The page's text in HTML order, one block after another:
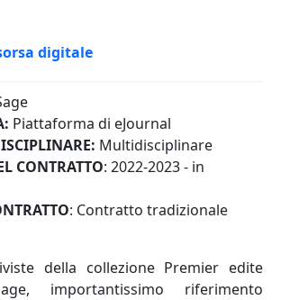
digitale
Piattaforma di eJournal
Multidisciplinare
CONTRATTO: 2022-2023 - in
: Contratto tradizionale
della collezione Premier edite
importantissimo riferimento